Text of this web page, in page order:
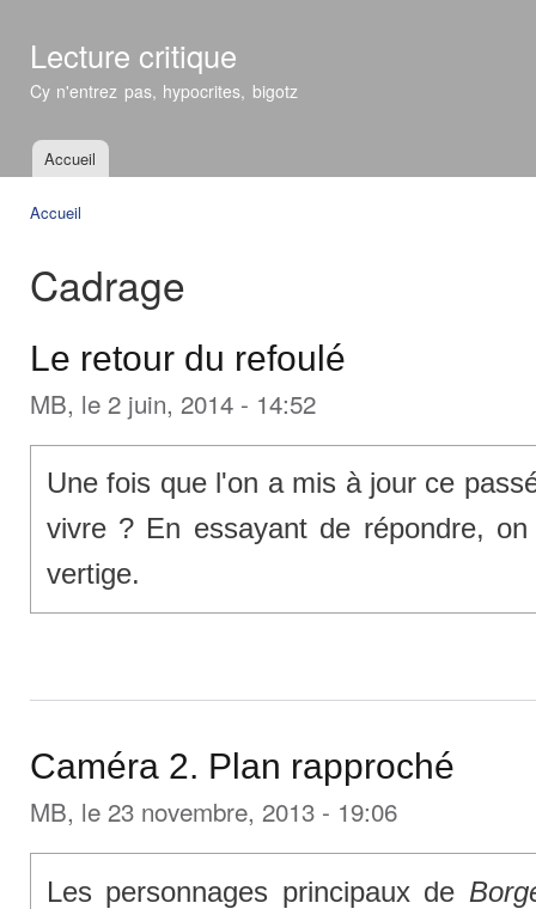
Lecture critique
Cy n'entrez pas, hypocrites, bigotz
Menu principal
Accueil
Accueil
Cadrage
Le retour du refoulé
MB, le 2 juin, 2014 - 14:52
Une fois que l'on a mis à jour ce
vivre ? En essayant de répondre,
vertige.
Caméra 2. Plan rapproché
MB, le 23 novembre, 2013 - 19:06
Les personnages principaux de